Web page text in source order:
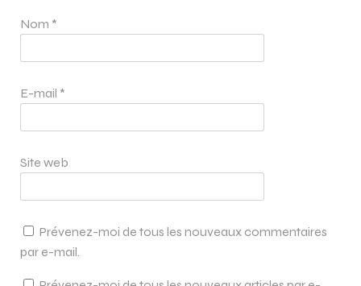
Nom *
E-mail *
Site web
Prévenez-moi de tous les nouveaux commentaires
par e-mail.